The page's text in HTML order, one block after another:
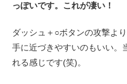
っぽいです。これが凄い！
ダッシュ＋○ボタンの攻撃よ
手に近づきやすいのもいい。
れる感じです(笑)。